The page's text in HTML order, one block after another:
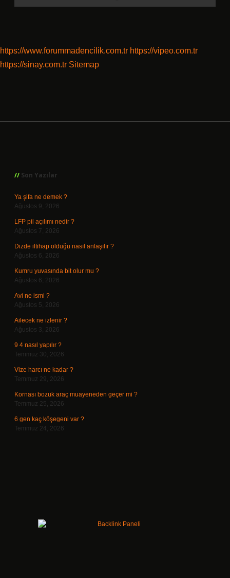
https://www.forummadencilik.com.tr https://vipeo.com.tr
https://sinay.com.tr Sitemap
Son Yazılar
Ya şifa ne demek ?
Ağustos 9, 2026
LFP pil açılımı nedir ?
Ağustos 7, 2026
Dizde iltihap olduğu nasıl anlaşılır ?
Ağustos 6, 2026
Kumru yuvasında bit olur mu ?
Ağustos 6, 2026
Avi ne ismi ?
Ağustos 5, 2026
Ailecek ne izlenir ?
Ağustos 3, 2026
9 4 nasıl yapılır ?
Temmuz 30, 2026
Vize harcı ne kadar ?
Temmuz 29, 2026
Kornası bozuk araç muayeneden geçer mi ?
Temmuz 25, 2026
6 gen kaç köşegeni var ?
Temmuz 24, 2026